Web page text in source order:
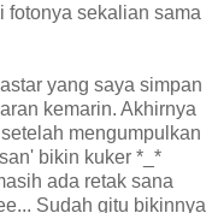
fotonya sekalian sama
yang saya simpan
kemarin. Akhirnya
mengumpulkan
bikin kuker *_*
ada retak sana
Sudah gitu bikinnya